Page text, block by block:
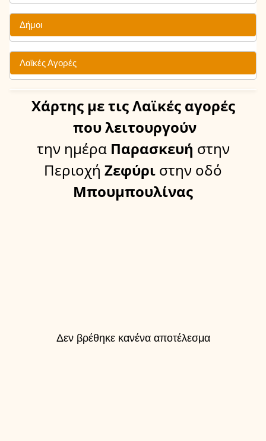
Δήμοι
Λαϊκές Αγορές
Χάρτης με τις Λαϊκές αγορές
που λειτουργούν
την ημέραΠαρασκευή στην
Περιοχή Ζεφύρι στην οδό
Μπουμπουλίνας
Δεν βρέθηκε κανένα αποτέλεσμα